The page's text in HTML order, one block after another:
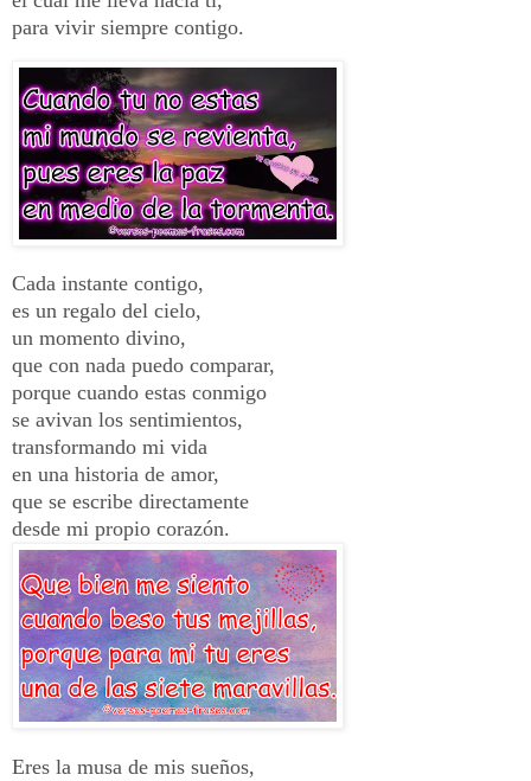
para vivir siempre contigo.
Cada instante contigo,
es un regalo del cielo,
un momento divino,
que con nada puedo comparar,
porque cuando estas conmigo
se avivan los sentimientos,
transformando mi vida
en una historia de amor,
que se escribe directamente
desde mi propio corazón.
Eres la musa de mis sueños,